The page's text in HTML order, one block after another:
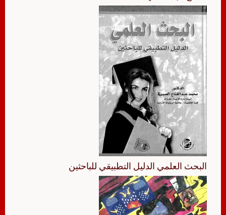
البحث العلمي الدليل التطبيقي للباحثين